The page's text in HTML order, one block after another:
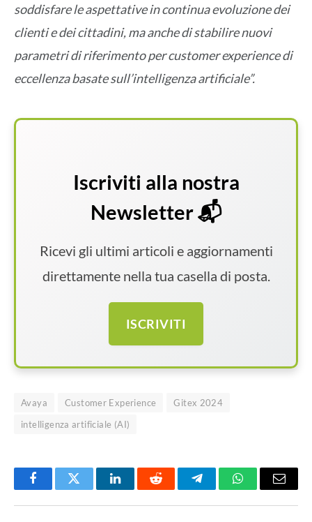
soddisfare le aspettative in continua evoluzione dei
clienti e dei cittadini, ma anche di stabilire nuovi
parametri di riferimento per customer experience di
eccellenza basate sull’intelligenza artificiale”.
Iscriviti alla nostra
Newsletter 📬
Ricevi gli ultimi articoli e aggiornamenti
direttamente nella tua casella di posta.
ISCRIVITI
Avaya Customer Experience
Gitex 2024
intelligenza artificiale (AI)
FacebookTwitter LinkedInReddit TelegramWhatsAppEmail